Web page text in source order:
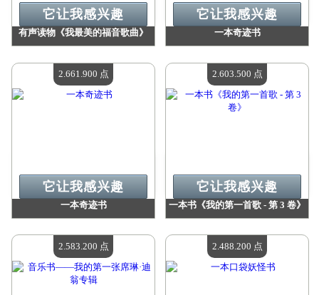
有声读物《我最美的福音歌曲》
现有数量：4
它让我感兴趣
一本奇迹书
现有数量：4
它让我感兴趣
一本奇迹书
现有数量：4
它让我感兴趣
2.661.900 点
一本书《我的第一首歌 - 第 3 卷》
现有数量：4
它让我感兴趣
2.603.500 点
2.583.200 点 2.488.200 点